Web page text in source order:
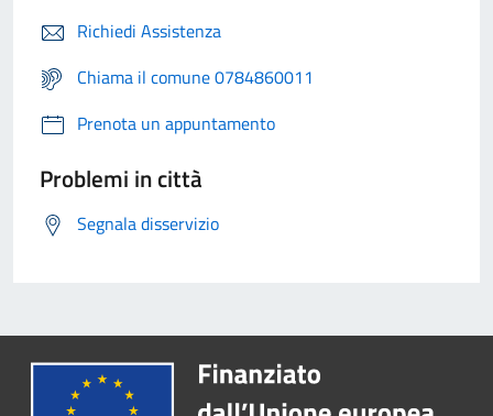
Richiedi Assistenza
Chiama il comune 0784860011
Prenota un appuntamento
Problemi in città
Segnala disservizio